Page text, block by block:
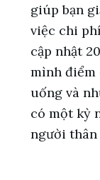
giúp bạn
việc chi
cập nhật
mình điểm
uống và
có một kỳ
người thân